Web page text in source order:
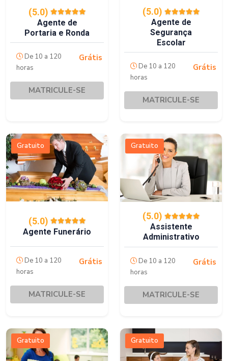
(5.0)
Agente de
Portaria e Ronda
De 10 a 120
horas
Grátis
MATRICULE-SE
(5.0)
Agente de
Segurança
Escolar
De 10 a 120
horas
Grátis
MATRICULE-SE
Gratuito
(5.0)
Agente Funerário
De 10 a 120
horas
Grátis
MATRICULE-SE
Gratuito
(5.0)
Assistente
Administrativo
De 10 a 120
horas
Grátis
MATRICULE-SE
Gratuito Gratuito